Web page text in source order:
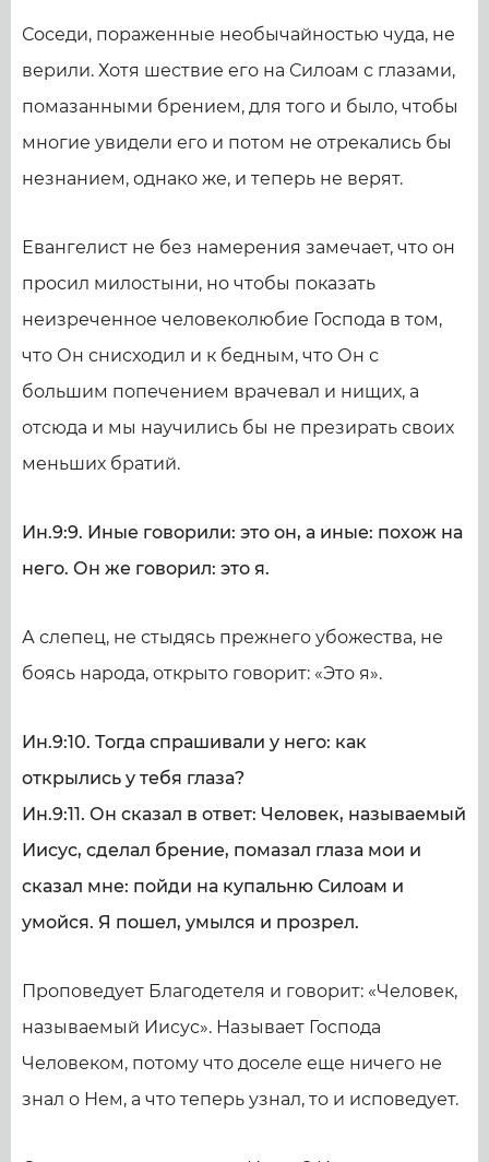
Соседи, пораженные необычайностью чуда, не
верили. Хотя шествие его на Силоам с глазами,
помазанными брением, для того и было, чтобы
многие увидели его и потом не отрекались бы
незнанием, однако же, и теперь не верят.
Евангелист не без намерения замечает, что он
просил милостыни, но чтобы показать
неизреченное человеколюбие Господа в том,
что Он снисходил и к бедным, что Он с
большим попечением врачевал и нищих, а
отсюда и мы научились бы не презирать своих
меньших братий.
Ин.9:9. Иные говорили: это он, а иные: похож на
него. Он же говорил: это я.
А слепец, не стыдясь прежнего убожества, не
боясь народа, открыто говорит: «Это я».
Ин.9:10. Тогда спрашивали у него: как
открылись у тебя глаза?
Ин.9:11. Он сказал в ответ: Человек, называемый
Иисус, сделал брение, помазал глаза мои и
сказал мне: пойди на купальню Силоам и
умойся. Я пошел, умылся и прозрел.
Проповедует Благодетеля и говорит: «Человек,
называемый Иисус». Называет Господа
Человеком, потому что доселе еще ничего не
знал о Нем, а что теперь узнал, то и исповедует.